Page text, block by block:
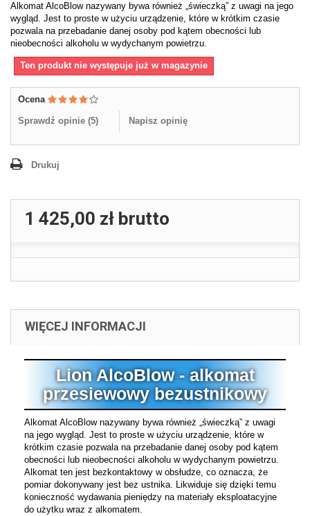
Alkomat AlcoBlow nazywany bywa również „świeczką” z uwagi na jego
wygląd. Jest to proste w użyciu urządzenie, które w krótkim czasie
pozwala na przebadanie danej osoby pod kątem obecności lub
nieobecności alkoholu w wydychanym powietrzu.
Ten produkt nie występuje już w magazynie
Ocena
Sprawdź opinie (5) Napisz opinię
Drukuj
1 425,00 zł brutto
WIĘCEJ INFORMACJI
Lion AlcoBlow - alkomat
przesiewowy bezustnikowy
Alkomat AlcoBlow nazywany bywa również „świeczką” z uwagi
na jego wygląd. Jest to proste w użyciu urządzenie, które w
krótkim czasie pozwala na przebadanie danej osoby pod kątem
obecności lub nieobecności alkoholu w wydychanym powietrzu.
Alkomat ten jest bezkontaktowy w obsłudze, co oznacza, że
pomiar dokonywany jest bez ustnika. Likwiduje się dzięki temu
konieczność wydawania pieniędzy na materiały eksploatacyjne
do użytku wraz z alkomatem.